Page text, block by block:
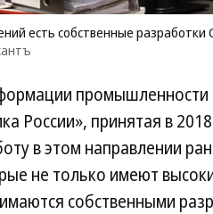
есть собственные
промышленности
России», принятая в
в этом направлении
не только имеют
собственными